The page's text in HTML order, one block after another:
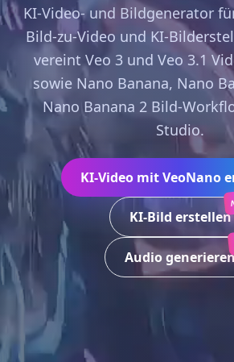
KI-Video- und Bildgenerator
Bild-zu-Video und KI-
vereint Veo 3 und Veo 3.1
sowie Nano Banana, Nano
Nano Banana 2 Bild-
Studio.
KI-Video mit VeoNano
KI-Bild erstellen
Audio